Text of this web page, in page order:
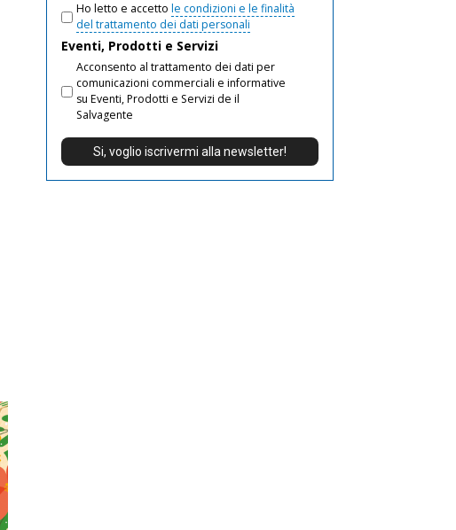
Ho letto e accetto le condizioni e le finalità
del trattamento dei dati personali
Eventi, Prodotti e Servizi
Acconsento al trattamento dei dati per
comunicazioni commerciali e informative
su Eventi, Prodotti e Servizi de il
Salvagente